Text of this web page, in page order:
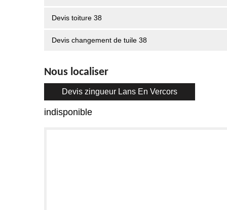
Devis toiture 38
Devis changement de tuile 38
Nous localiser
Devis zingueur Lans En Vercors
indisponible